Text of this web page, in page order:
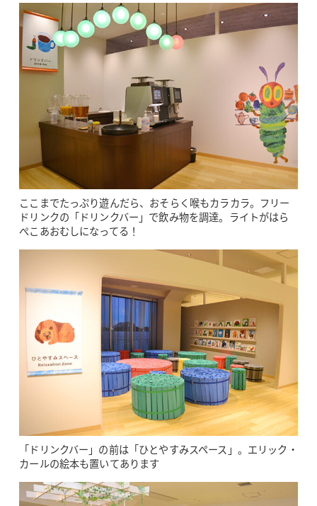
ここまでたっぷり遊んだら、おそらく喉もカラカラ。フリー
ドリンクの「ドリンクバー」で飲み物を調達。ライトがはら
ぺこあおむしになってる！
「ドリンクバー」の前は「ひとやすみスペース」。エリック・
カールの絵本も置いてあります